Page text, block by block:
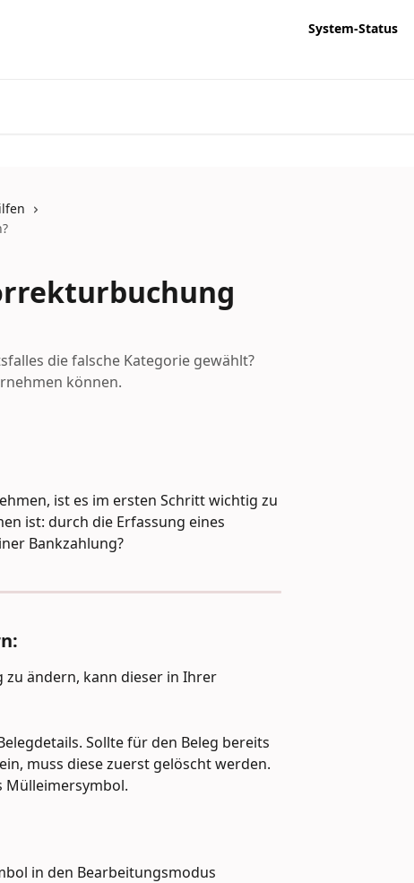
System-Status
die falsche Kategorie gewählt?
können.
ist es im ersten Schritt wichtig zu
ist: durch die Erfassung eines
Bankzahlung?
zu ändern, kann dieser in Ihrer
Sollte für den Beleg bereits
muss diese zuerst gelöscht werden.
Mülleimersymbol.
in den Bearbeitungsmodus